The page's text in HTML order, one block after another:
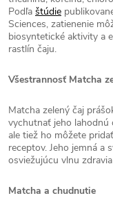
Podľa štúdie
Sciences, zatienenie
biosyntetické aktivity a
rastlín čaju.
Všestrannosť Matcha
Matcha zelený čaj
vychutnať jeho lahodnú
ale tiež ho môžete
receptov. Jeho jemná a
osviežujúcu vlnu
Matcha a chudnutie